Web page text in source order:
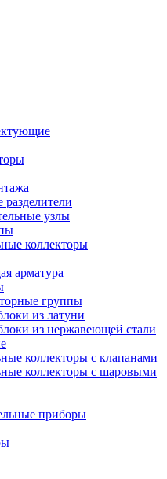
разделители
узлы
коллекторы
арматура
группы
из латуни
из нержавеющей стали
коллекторы с клапанами
коллекторы с шаровыми
приборы